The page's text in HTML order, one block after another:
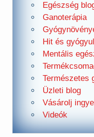
Egészség
Ganoterápia
Hit és
Mentális
Természetes
Üzleti blog
Vásárolj
Videók